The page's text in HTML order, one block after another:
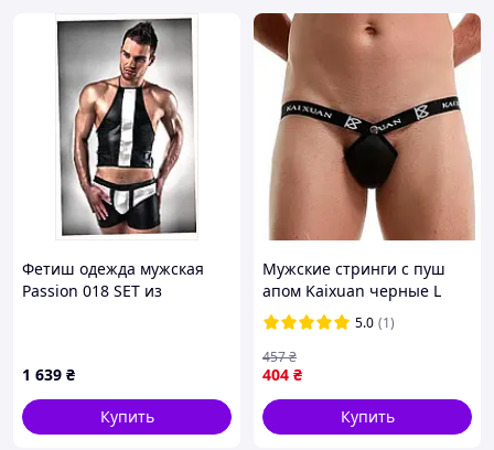
Фетиш одежда мужская
Passion 018 SET из
1 639 ₴
Купить
Мужские стринги с пуш
апом Kaixuan черные L
эротические мужские
стринги с пуш апом
5.0 (1)
404 ₴
457₴
Купить